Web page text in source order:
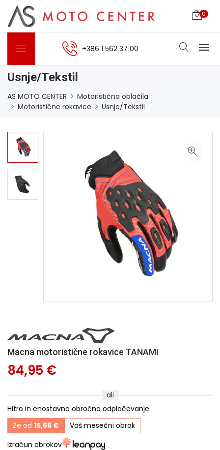
0
+386 1 562 37 00
Usnje/Tekstil
AS MOTO CENTER
Motoristična oblačila
Motoristične rokavice
Usnje/Tekstil
Macna motoristične rokavice TANAMI
84,95 €
ali
Hitro in enostavno obročno odplačevanje
Že od 15,66 €
Vaš mesečni obrok
Izračun obrokov